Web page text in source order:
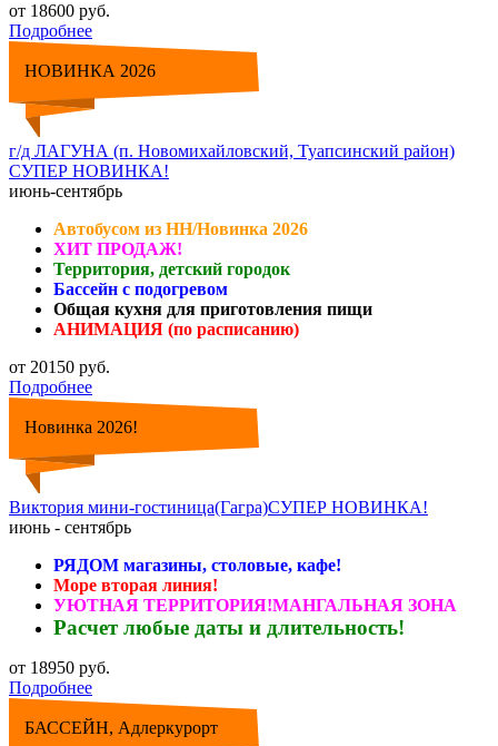
от 18600 руб.
Подробнее
НОВИНКА 2026
г/д ЛАГУНА (п. Новомихайловский, Туапсинский район)
СУПЕР НОВИНКА!
июнь-сентябрь
Автобусом из НН/Новинка 2026
ХИТ ПРОДАЖ!
Территория, детский городок
Бассейн с подогревом
Общая кухня для приготовления пищи
АНИМАЦИЯ (по расписанию)
от 20150 руб.
Подробнее
Новинка 2026!
Виктория мини-гостиница(Гагра)СУПЕР НОВИНКА!
июнь - сентябрь
РЯДОМ магазины, столовые, кафе!
Море вторая линия!
УЮТНАЯ ТЕРРИТОРИЯ!МАНГАЛЬНАЯ ЗОНА
Расчет любые даты и длительность!
от 18950 руб.
Подробнее
БАССЕЙН, Адлеркурорт